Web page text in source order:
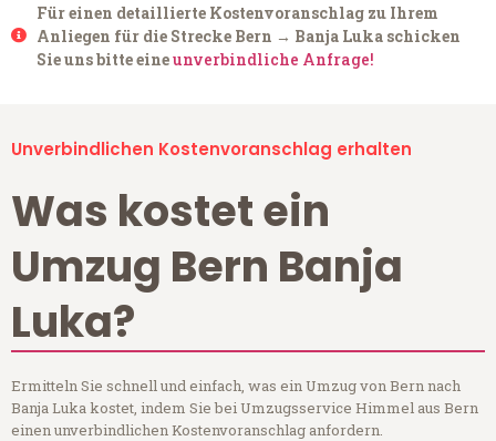
Für einen detaillierte Kostenvoranschlag zu Ihrem
Anliegen für die Strecke Bern → Banja Luka schicken
Sie uns bitte eineunverbindliche Anfrage!
Unverbindlichen Kostenvoranschlag erhalten
Was kostet ein
Umzug Bern Banja
Luka?
Ermitteln Sie schnell und einfach, was ein Umzug von Bern nach
Banja Luka kostet, indem Sie bei Umzugsservice Himmel aus Bern
einen unverbindlichen Kostenvoranschlag anfordern.